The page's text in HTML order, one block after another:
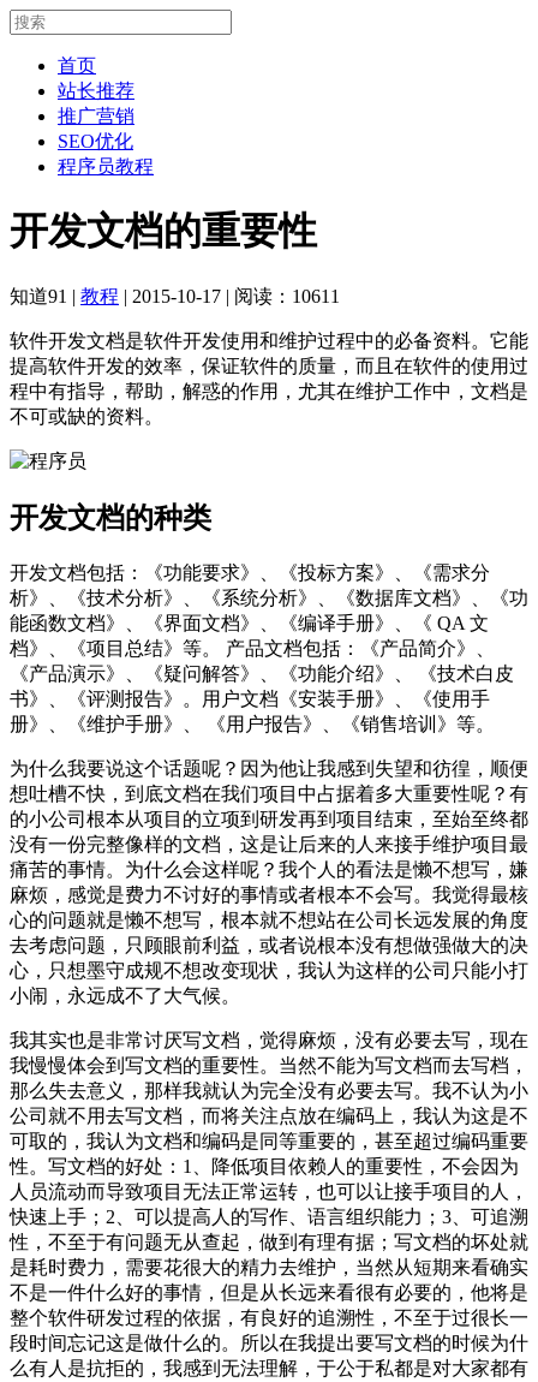
首页
站长推荐
推广营销
SEO优化
程序员教程
开发文档的重要性
知道91 | 教程 | 2015-10-17 | 阅读：10611
软件开发文档是软件开发使用和维护过程中的必备资料。它能
提高软件开发的效率，保证软件的质量，而且在软件的使用过
程中有指导，帮助，解惑的作用，尤其在维护工作中，文档是
不可或缺的资料。
开发文档的种类
开发文档包括：《功能要求》、《投标方案》、《需求分
析》、《技术分析》、《系统分析》、《数据库文档》、《功
能函数文档》、《界面文档》、《编译手册》、《 QA 文
档》、《项目总结》等。 产品文档包括：《产品简介》、
《产品演示》、《疑问解答》、《功能介绍》、 《技术白皮
书》、《评测报告》。用户文档《安装手册》、《使用手
册》、《维护手册》、 《用户报告》、《销售培训》等。
为什么我要说这个话题呢？因为他让我感到失望和彷徨，顺便
想吐槽不快，到底文档在我们项目中占据着多大重要性呢？有
的小公司根本从项目的立项到研发再到项目结束，至始至终都
没有一份完整像样的文档，这是让后来的人来接手维护项目最
痛苦的事情。为什么会这样呢？我个人的看法是懒不想写，嫌
麻烦，感觉是费力不讨好的事情或者根本不会写。我觉得最核
心的问题就是懒不想写，根本就不想站在公司长远发展的角度
去考虑问题，只顾眼前利益，或者说根本没有想做强做大的决
心，只想墨守成规不想改变现状，我认为这样的公司只能小打
小闹，永远成不了大气候。
我其实也是非常讨厌写文档，觉得麻烦，没有必要去写，现在
我慢慢体会到写文档的重要性。当然不能为写文档而去写档，
那么失去意义，那样我就认为完全没有必要去写。我不认为小
公司就不用去写文档，而将关注点放在编码上，我认为这是不
可取的，我认为文档和编码是同等重要的，甚至超过编码重要
性。写文档的好处：1、降低项目依赖人的重要性，不会因为
人员流动而导致项目无法正常运转，也可以让接手项目的人，
快速上手；2、可以提高人的写作、语言组织能力；3、可追溯
性，不至于有问题无从查起，做到有理有据；写文档的坏处就
是耗时费力，需要花很大的精力去维护，当然从短期来看确实
不是一件什么好的事情，但是从长远来看很有必要的，他将是
整个软件研发过程的依据，有良好的追溯性，不至于过很长一
段时间忘记这是做什么的。所以在我提出要写文档的时候为什
么有人是抗拒的，我感到无法理解，于公于私都是对大家都有